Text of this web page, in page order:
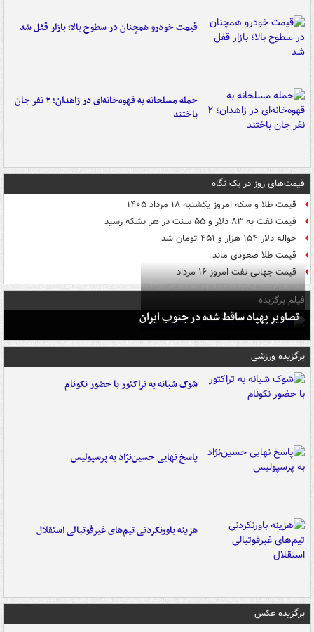
قیمت خودرو همچنان در سطوح بالا؛ بازار قفل شد
حمله مسلحانه به قهوه‌خانه‌ای در زاهدان؛ ۲ نفر جان
باختند
قیمت‌های روز در یک نگاه
قیمت طلا و سکه امروز یکشنبه ۱۸ مرداد ۱۴۰۵
قیمت نفت به ۸۳ دلار و ۵۵ سنت در هر بشکه رسید
حواله دلار ۱۵۴ هزار و ۴۵۱ تومان شد
قیمت طلا صعودی ماند
قیمت جهانی نفت امروز ۱۶ مرداد
فیلم برگزیده
تصاویر پهپاد ساقط شده در جنوب ایران
برگزیده ورزشی
شوک شبانه به تراکتور با حضور نکونام
پاسخ نهایی حسین‌نژاد به پرسپولیس
هزینه باورنکردنی تیم‌های غیرفوتبالی استقلال
برگزیده عکس